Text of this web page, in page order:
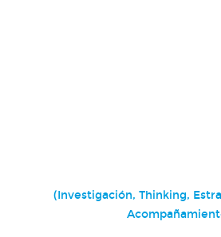
(Investigación, Thinking,